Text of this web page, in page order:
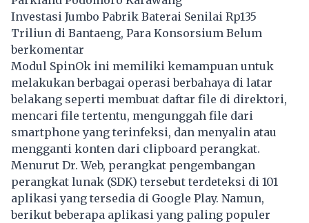
Investasi Jumbo Pabrik Baterai Senilai Rp135
Triliun di Bantaeng, Para Konsorsium Belum
berkomentar
Modul SpinOk ini memiliki kemampuan untuk
melakukan berbagai operasi berbahaya di latar
belakang seperti membuat daftar file di direktori,
mencari file tertentu, mengunggah file dari
smartphone yang terinfeksi, dan menyalin atau
mengganti konten dari clipboard perangkat.
Menurut Dr. Web, perangkat pengembangan
perangkat lunak (SDK) tersebut terdeteksi di 101
aplikasi yang tersedia di Google Play. Namun,
berikut beberapa aplikasi yang paling populer